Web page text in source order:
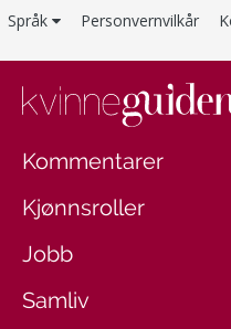
Språk Personvernvilkår
Kommentarer
Kjønnsroller
Jobb
Samliv